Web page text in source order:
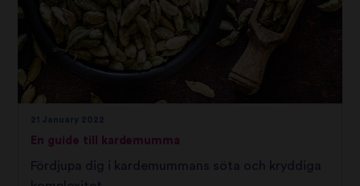
En guide till kardemumma
Fördjupa dig i kardemummans söta och kryddiga